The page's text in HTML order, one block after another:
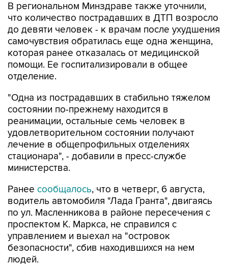
В региональном Минздраве также уточнили,
что количество пострадавших в ДТП возросло
до девяти человек - к врачам после ухудшения
самочувствия обратилась еще одна женщина,
которая ранее отказалась от медицинской
помощи. Ее госпитализировали в общее
отделение.
"Одна из пострадавших в стабильно тяжелом
состоянии по-прежнему находится в
реанимации, остальные семь человек в
удовлетворительном состоянии получают
лечение в общепрофильных отделениях
стационара", - добавили в пресс-службе
министерства.
Ранее сообщалось, что в четверг, 6 августа,
водитель автомобиля "Лада Гранта", двигаясь
по ул. Масленникова в районе пересечения с
проспектом К. Маркса, не справился с
управлением и выехал на "островок
безопасности", сбив находившихся на нем
людей.